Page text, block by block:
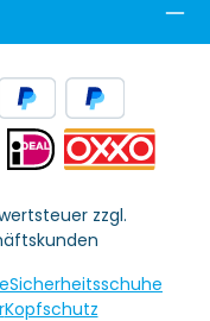
zzgl.
Sicherheitsschuhe
Kopfschutz